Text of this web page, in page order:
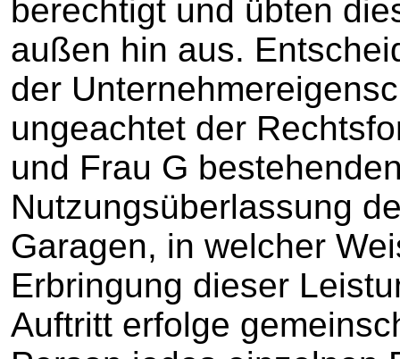
berechtigt und übten
außen hin aus.
der
ungeachtet der
und Frau G
Nutzungsüberlassung
Garagen, in welcher
Erbringung dieser
Auftritt erfolge